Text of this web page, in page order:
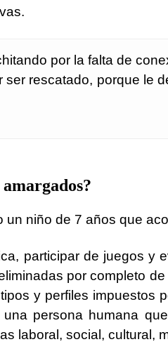
por la falta de
rescatado, porque le
niño de 7 años que
participar de juegos
por completo
y perfiles
persona humana
laboral, social, cultural,